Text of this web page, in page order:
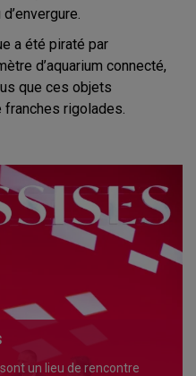
a été piraté par
d’aquarium connecté,
que ces objets
rigolades.
un lieu de rencontre